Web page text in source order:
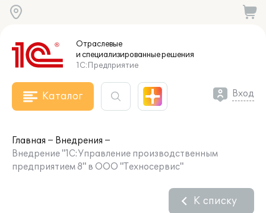
Отраслевые
и специализированныерешения
1С:Предприятие
Каталог Вход
Главная
Внедрения
Внедрение "1С:Управление производственным
предприятием 8" в ООО "Техносервис"
К списку